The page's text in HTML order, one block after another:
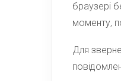
браузері
моменту,
Для